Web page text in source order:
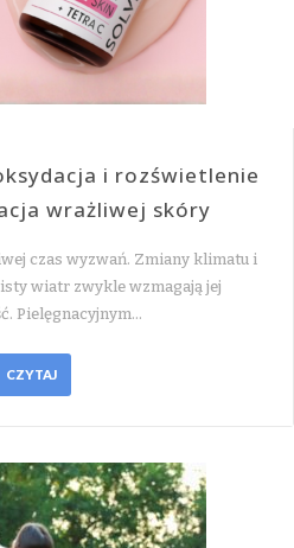
i rozświetlenie
wrażliwej skóry
czas wyzwań. Zmiany klimatu i
wiatr zwykle wzmagają jej
Pielęgnacyjnym…
CZYTAJ